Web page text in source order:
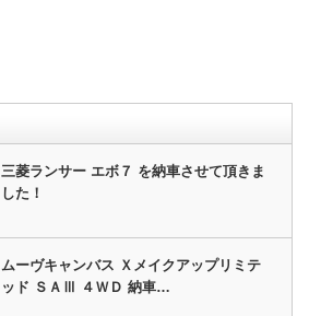
三菱ランサー エボ７ を納車させて頂きま
した！
ムーヴキャンバス Ｘメイクアップリミテ
ッド ＳＡⅢ ４ＷＤ 納車…